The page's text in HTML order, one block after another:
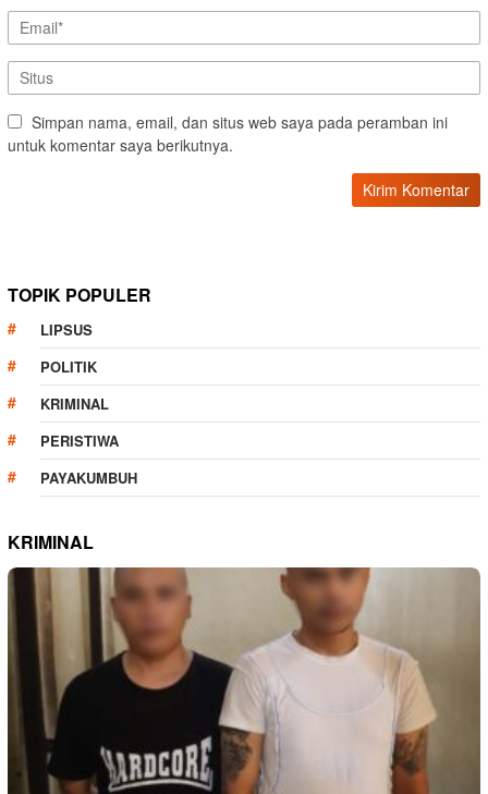
Simpan nama, email, dan situs web saya pada peramban ini
untuk komentar saya berikutnya.
TOPIK POPULER
LIPSUS
POLITIK
KRIMINAL
PERISTIWA
PAYAKUMBUH
KRIMINAL